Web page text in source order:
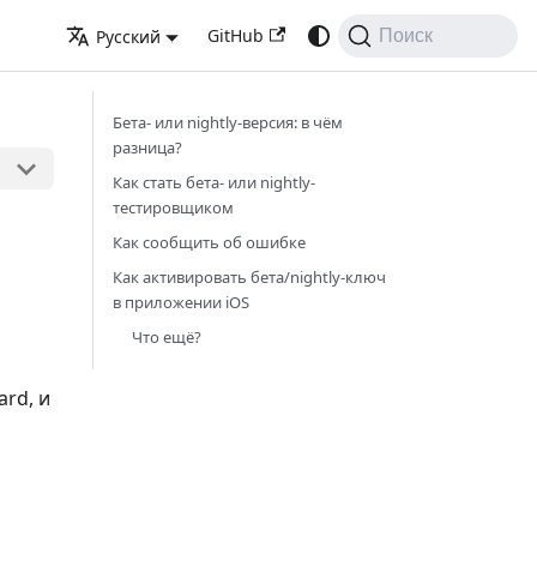
Русский GitHub Поиск
и
Бета- или nightly-версия: в чём
разница?
Как стать бета- или nightly-
тестировщиком
Как сообщить об ошибке
Как активировать бета/nightly-ключ
в приложении iOS
Что ещё?